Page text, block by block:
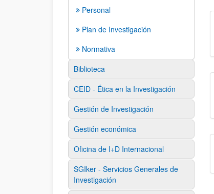
Personal
Plan de Investigación
Normativa
Biblioteca
CEID - Ética en la Investigación
Gestión de Investigación
Gestión económica
Oficina de I+D Internacional
SGIker - Servicios Generales de
Investigación